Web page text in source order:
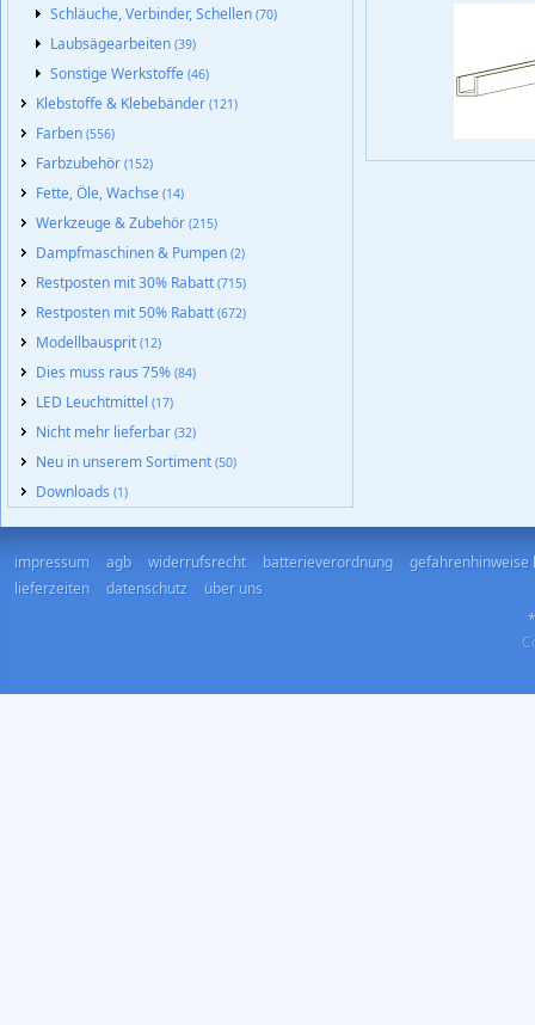
Schläuche, Verbinder, Schellen (70)
Laubsägearbeiten (39)
Sonstige Werkstoffe (46)
Klebstoffe & Klebebänder (121)
Farben (556)
Farbzubehör (152)
Fette, Öle, Wachse (14)
Werkzeuge & Zubehör (215)
Dampfmaschinen & Pumpen (2)
Restposten mit 30% Rabatt (715)
Restposten mit 50% Rabatt (672)
Modellbausprit (12)
Dies muss raus 75% (84)
LED Leuchtmittel (17)
Nicht mehr lieferbar (32)
Neu in unserem Sortiment (50)
Downloads (1)
impressum agb widerrufsrecht batterieverordnung
gefahrenhinweise
lieferzeiten
datenschutz
über uns